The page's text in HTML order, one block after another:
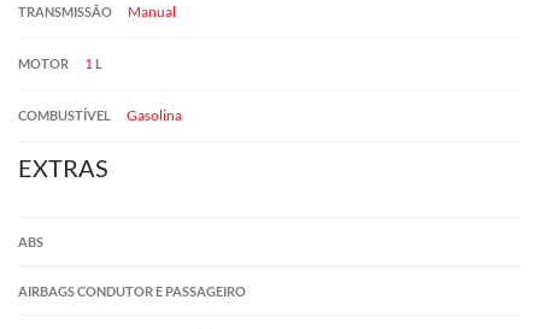
TRANSMISSÃO Manual
MOTOR 1 L
COMBUSTÍVEL Gasolina
EXTRAS
ABS
AIRBAGS CONDUTOR E PASSAGEIRO